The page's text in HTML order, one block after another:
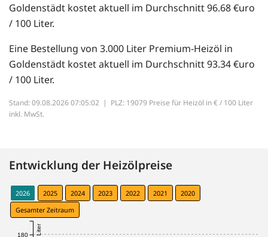
Goldenstädt kostet aktuell im Durchschnitt 96.68 €uro
/ 100 Liter.
Eine Bestellung von 3.000 Liter Premium-Heizöl in
Goldenstädt kostet aktuell im Durchschnitt 93.34 €uro
/ 100 Liter.
Stand: 09.08.2026 07:05:02 | PLZ: 19079 Preise für Heizöl in € / 100 Liter
inkl. MwSt.
Entwicklung der Heizölpreise
2026 2025 2024 2023 2022 2021
2020
Gesamter Zeitraum
180